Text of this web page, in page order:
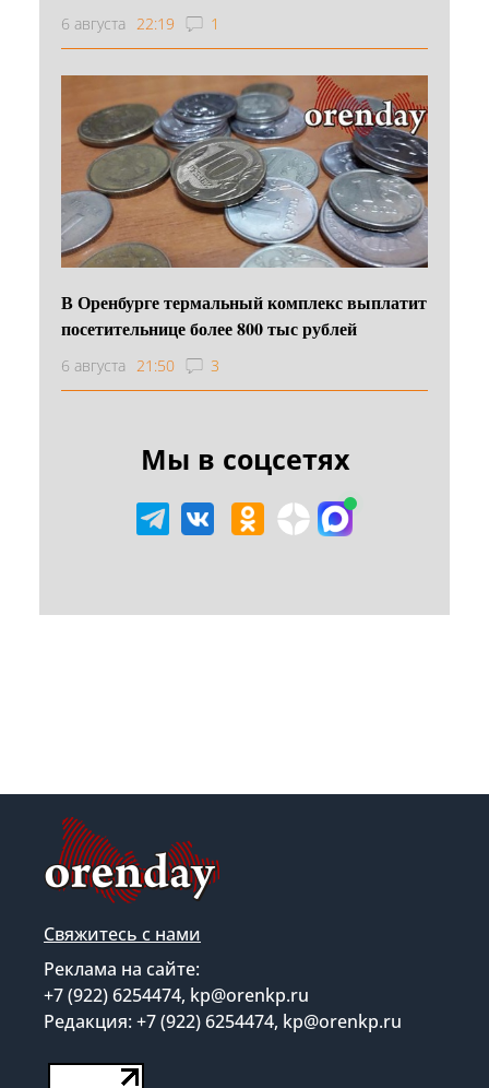
6 августа 22:19 1
В Оренбурге термальный комплекс выплатит
посетительнице более 800 тыс рублей
6 августа 21:50 3
Мы в соцсетях
Свяжитесь с нами
Реклама на сайте:
+7 (922) 6254474, kp@orenkp.ru
Редакция: +7 (922) 6254474, kp@orenkp.ru